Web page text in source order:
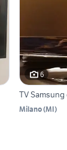
6
TV Samsung
Milano(MI)